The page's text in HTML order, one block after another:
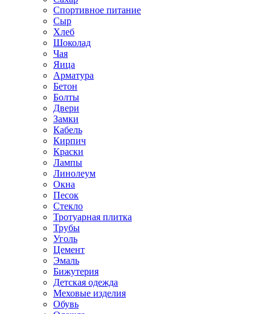
Спортивное питание
Сыр
Хлеб
Шоколад
Чая
Яица
Арматура
Бетон
Болты
Двери
Замки
Кабель
Кирпич
Краски
Лампы
Линолеум
Окна
Песок
Стекло
Тротуарная плитка
Трубы
Уголь
Цемент
Эмаль
Бижутерия
Детская одежда
Меховые изделия
Обувь